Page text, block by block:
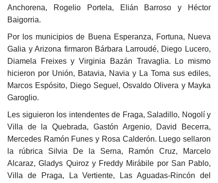
Anchorena, Rogelio Portela, Elián Barroso y Héctor
Baigorria.
Por los municipios de Buena Esperanza, Fortuna, Nueva
Galia y Arizona firmaron Bárbara Larroudé, Diego Lucero,
Diamela Freixes y Virginia Bazán Travaglia. Lo mismo
hicieron por Unión, Batavia, Navia y La Toma sus ediles,
Marcos Espósito, Diego Seguel, Osvaldo Olivera y Mayka
Garoglio.
Les siguieron los intendentes de Fraga, Saladillo, Nogolí y
Villa de la Quebrada, Gastón Argenio, David Becerra,
Mercedes Ramón Funes y Rosa Calderón. Luego sellaron
la rúbrica Silvia De la Serna, Ramón Cruz, Marcelo
Alcaraz, Gladys Quiroz y Freddy Mirábile por San Pablo,
Villa de Praga, La Vertiente, Las Aguadas-Rincón del